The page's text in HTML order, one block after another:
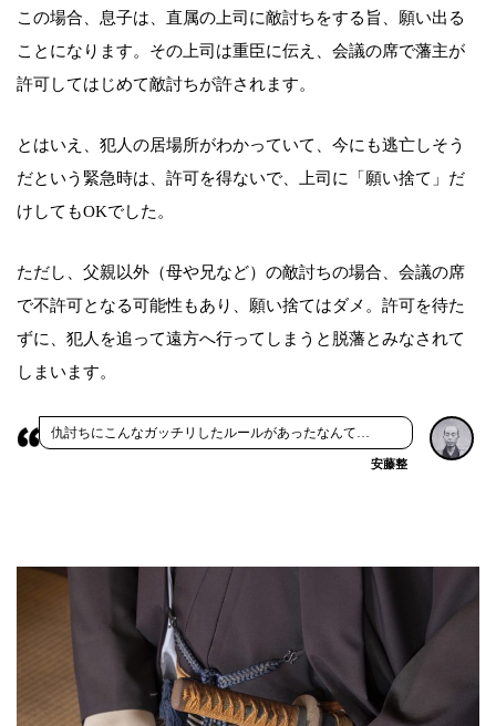
この場合、息子は、直属の上司に敵討ちをする旨、願い出る
ことになります。その上司は重臣に伝え、会議の席で藩主が
許可してはじめて敵討ちが許されます。
とはいえ、犯人の居場所がわかっていて、今にも逃亡しそう
だという緊急時は、許可を得ないで、上司に「願い捨て」だ
けしてもOKでした。
ただし、父親以外（母や兄など）の敵討ちの場合、会議の席
で不許可となる可能性もあり、願い捨てはダメ。許可を待た
ずに、犯人を追って遠方へ行ってしまうと脱藩とみなされて
しまいます。
仇討ちにこんなガッチリしたルールがあったなんて…
安藤整